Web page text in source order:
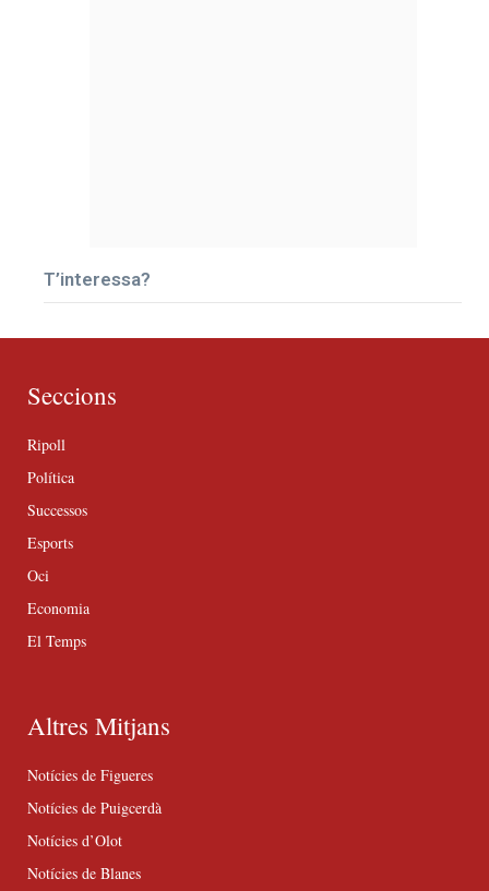
T’interessa?
Seccions
Ripoll
Política
Successos
Esports
Oci
Economia
El Temps
Altres Mitjans
Notícies de Figueres
Notícies de Puigcerdà
Notícies d’Olot
Notícies de Blanes